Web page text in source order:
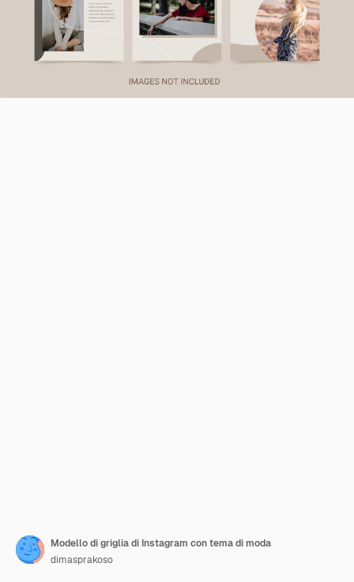
Modello di griglia di Instagram con tema di moda
dimasprakoso